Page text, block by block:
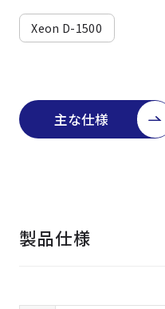
Xeon D-1500
主な仕様
製品仕様